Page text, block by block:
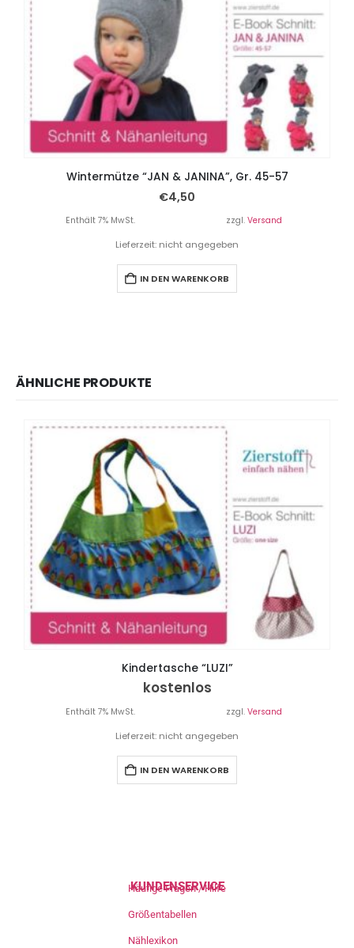
Wintermütze “JAN & JANINA”, Gr. 45-57
€4,50
Enthält 7% MwSt. zzgl. Versand
Lieferzeit: nicht angegeben
IN DEN WARENKORB
ÄHNLICHE PRODUKTE
Kindertasche “LUZI”
kostenlos
Enthält 7% MwSt. zzgl. Versand
Lieferzeit: nicht angegeben
IN DEN WARENKORB
KUNDENSERVICE
Häufige Fragen / Hilfe
Größentabellen
Nählexikon